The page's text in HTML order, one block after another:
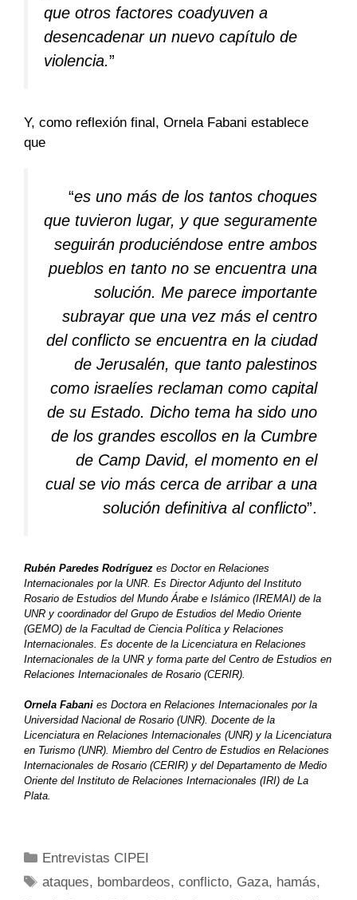
que otros factores coadyuven a
desencadenar un nuevo capítulo de
violencia.”
Y, como reflexión final, Ornela Fabani establece
que
“es uno más de los tantos choques
que tuvieron lugar, y que seguramente
seguirán produciéndose entre ambos
pueblos en tanto no se encuentra una
solución. Me parece importante
subrayar que una vez más el centro
del conflicto se encuentra en la ciudad
de Jerusalén, que tanto palestinos
como israelíes reclaman como capital
de su Estado. Dicho tema ha sido uno
de los grandes escollos en la Cumbre
de Camp David, el momento en el
cual se vio más cerca de arribar a una
solución definitiva al conflicto”.
Rubén Paredes Rodríguez es Doctor en Relaciones
Internacionales por la UNR. Es Director Adjunto del Instituto
Rosario de Estudios del Mundo Árabe e Islámico (IREMAI) de la
UNR y coordinador del Grupo de Estudios del Medio Oriente
(GEMO) de la Facultad de Ciencia Política y Relaciones
Internacionales. Es docente de la Licenciatura en Relaciones
Internacionales de la UNR y forma parte del Centro de Estudios en
Relaciones Internacionales de Rosario (CERIR).
Ornela Fabani es Doctora en Relaciones Internacionales por la
Universidad Nacional de Rosario (UNR). Docente de la
Licenciatura en Relaciones Internacionales (UNR) y la Licenciatura
en Turismo (UNR). Miembro del Centro de Estudios en Relaciones
Internacionales de Rosario (CERIR) y del Departamento de Medio
Oriente del Instituto de Relaciones Internacionales (IRI) de La
Plata.
Categorías
Entrevistas CIPEI
Etiquetas
ataques, bombardeos,conflicto, Gaza, hamás,